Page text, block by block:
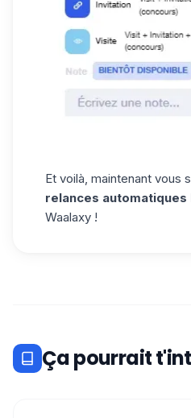
Et voilà, maintenant vous
relances automatiques
Waalaxy !
Ça pourrait